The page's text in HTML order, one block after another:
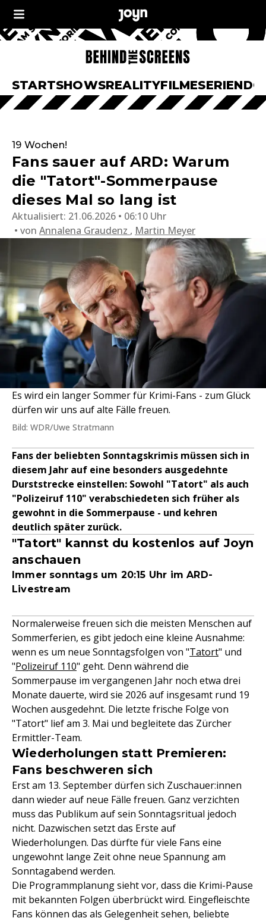
STARTSHOWSREALITYFILMESERIEN
19 Wochen!
Fans sauer auf ARD: Warum
die "Tatort"-Sommerpause
dieses Mal so lang ist
Aktualisiert: 21.06.2026 • 06:10 Uhr
von Annalena Graudenz , Martin Meyer
Es wird ein langer Sommer für Krimi-Fans - zum Glück
dürfen wir uns auf alte Fälle freuen.
Bild: WDR/Uwe Stratmann
Fans der beliebten Sonntagskrimis müssen sich in
diesem Jahr auf eine besonders ausgedehnte
Durststrecke einstellen: Sowohl "Tatort" als auch
"Polizeiruf 110" verabschiedeten sich früher als
gewohnt in die Sommerpause - und kehren
deutlich später zurück.
"Tatort" kannst du kostenlos auf Joyn
anschauen
Immer sonntags um 20:15 Uhr im ARD-
Livestream
Normalerweise freuen sich die meisten Menschen auf
Sommerferien, es gibt jedoch eine kleine Ausnahme:
wenn es um neue Sonntagsfolgen von "Tatort" und
"Polizeiruf 110" geht. Denn während die
Sommerpause im vergangenen Jahr noch etwa drei
Monate dauerte, wird sie 2026 auf insgesamt rund 19
Wochen ausgedehnt. Die letzte frische Folge von
"Tatort" lief am 3. Mai und begleitete das Zürcher
Ermittler-Team.
Wiederholungen statt Premieren:
Fans beschweren sich
Erst am 13. September dürfen sich Zuschauer:innen
dann wieder auf neue Fälle freuen. Ganz verzichten
muss das Publikum auf sein Sonntagsritual jedoch
nicht. Dazwischen setzt das Erste auf
Wiederholungen. Das dürfte für viele Fans eine
ungewohnt lange Zeit ohne neue Spannung am
Sonntagabend werden.
Die Programmplanung sieht vor, dass die Krimi-Pause
mit bekannten Folgen überbrückt wird. Eingefleischte
Fans können das als Gelegenheit sehen, beliebte